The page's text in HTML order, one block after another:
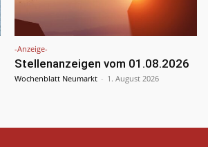
-Anzeige-
Stellenanzeigen vom 01.08.2026
Wochenblatt Neumarkt - 1. August 2026